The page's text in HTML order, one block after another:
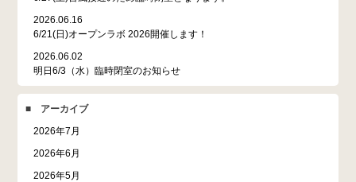
2026.06.16
6/21(日)オープンラボ 2026開催します！
2026.06.02
明日6/3（水）臨時閉室のお知らせ
■ アーカイブ
2026年7月
2026年6月
2026年5月